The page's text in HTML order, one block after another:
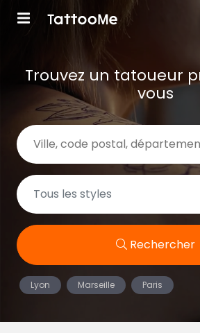
Trouvez un tatoueur
vous
Rechercher
Lyon Marseille Paris